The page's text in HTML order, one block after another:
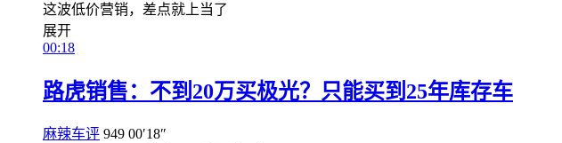
这波低价营销，差点就上当了
展开
00:18
路虎销售：不到20万买极光？只能买到25年库存车
麻辣车评 949 00′18″